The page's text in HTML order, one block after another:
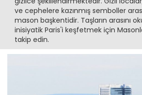
ve cephelere kazınmış semboller
mason başkentidir. Taşların arasını
inisiyatik Paris'i keşfetmek için
takip edin.